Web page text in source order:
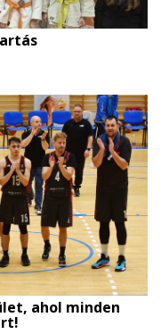
ahol minden